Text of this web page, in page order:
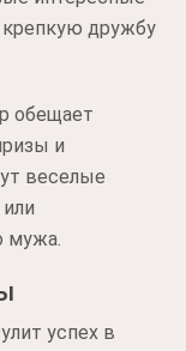
крепкую дружбу
обещает
и
веселые
мужа.
успех в